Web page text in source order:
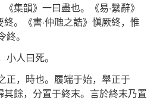
集韻》一曰盡也。《易·繫辭》
終。《書·仲虺之誥》愼厥終，惟
。
小人曰死。
正，時也。履端于始，舉正于
餘，分置于終末。言於終末乃置